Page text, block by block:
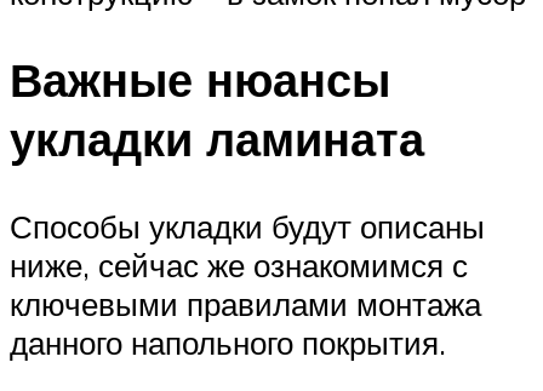
Важные нюансы
укладки ламината
Способы укладки будут описаны
ниже, сейчас же ознакомимся с
ключевыми правилами монтажа
данного напольного покрытия.